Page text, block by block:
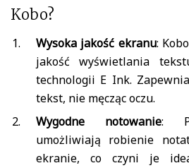
Kobo?
Wysoka jakość ekranu:
jakość wyświetlania
technologii E Ink.
tekst, nie męcząc oczu.
Wygodne notowanie:
umożliwiają robienie
ekranie, co czyni je